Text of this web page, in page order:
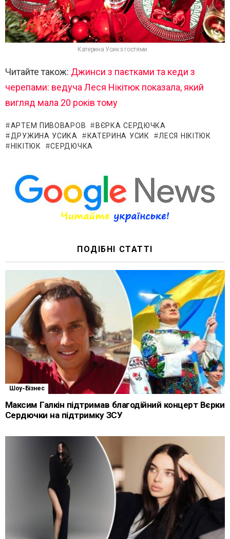
Катерина Усик з гостями
Читайте також: Джинси з паєтками та кеди з
черепами: ведуча Леся Нікітюк показала, який
вигляд мала 20 років тому
АРТЕМ ПИВОВАРОВ
ВЄРКА СЕРДЮЧКА
ДРУЖИНА УСИКА
КАТЕРИНА УСИК
ЛЕСЯ НІКІТЮК
НІКІТЮК
СЕРДЮЧКА
ПОДІБНІ СТАТТІ
Шоу-Бізнес
Максим Галкін підтримав благодійний концерт Вєрки
Сердючки на підтримку ЗСУ